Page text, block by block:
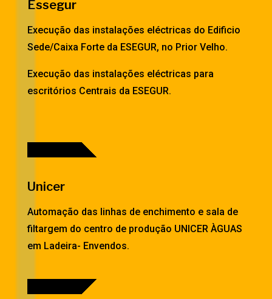
Essegur
Execução das instalações eléctricas do Edificio
Sede/Caixa Forte da ESEGUR, no Prior Velho.
Execução das instalações eléctricas para
escritórios Centrais da ESEGUR.
Unicer
Automação das linhas de enchimento e sala de
filtargem do centro de produção UNICER ÀGUAS
em Ladeira- Envendos.